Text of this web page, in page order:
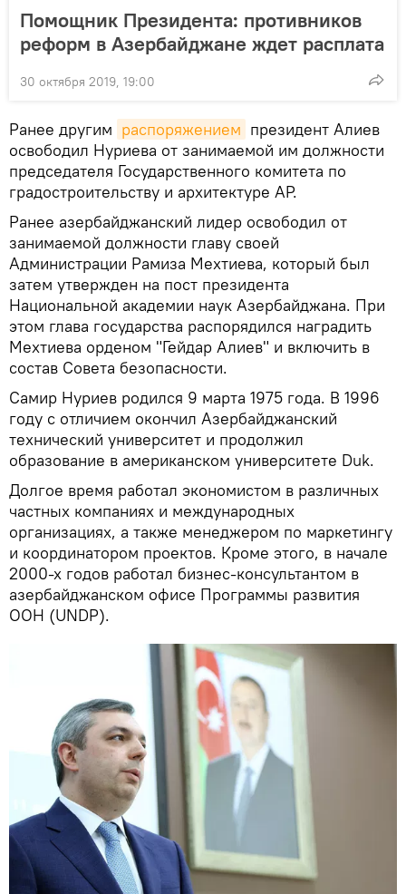
Помощник Президента: противников
реформ в Азербайджане ждет расплата
30 октября 2019, 19:00
Ранее другим распоряжением президент Алиев
освободил Нуриева от занимаемой им должности
председателя Государственного комитета по
градостроительству и архитектуре АР.
Ранее азербайджанский лидер освободил от
занимаемой должности главу своей
Администрации Рамиза Мехтиева, который был
затем утвержден на пост президента
Национальной академии наук Азербайджана. При
этом глава государства распорядился наградить
Мехтиева орденом "Гейдар Алиев" и включить в
состав Совета безопасности.
Самир Нуриев родился 9 марта 1975 года. В 1996
году с отличием окончил Азербайджанский
технический университет и продолжил
образование в американском университете Duk.
Долгое время работал экономистом в различных
частных компаниях и международных
организациях, а также менеджером по маркетингу
и координатором проектов. Кроме этого, в начале
2000-х годов работал бизнес-консультантом в
азербайджанском офисе Программы развития
ООН (UNDP).